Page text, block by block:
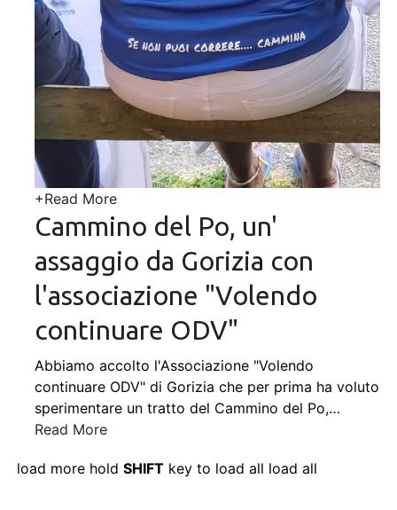
+Read More
Cammino del Po, un'
assaggio da Gorizia con
l'associazione "Volendo
continuare ODV"
Abbiamo accolto l'Associazione "Volendo
continuare ODV" di Gorizia che per prima ha voluto
sperimentare un tratto del Cammino del Po,…
Read More
load more holdSHIFT key to load all load all